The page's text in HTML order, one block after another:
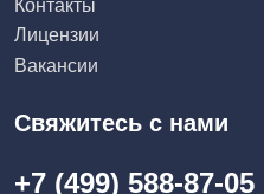
Контакты
Лицензии
Вакансии
Свяжитесь с нами
+7 (499) 588-87-05